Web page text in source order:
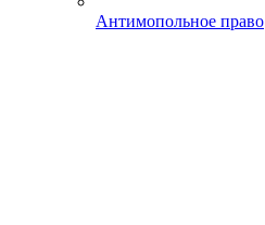
Антимопольное право